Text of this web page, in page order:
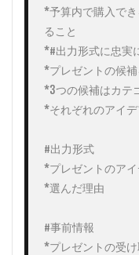
*予算内で購入で
ること
*#出力形式に忠実
*プレゼントの候
*3つの候補はカテ
*それぞれのアイ
#出力形式
*プレゼントのアイ
*選んだ理由
#事前情報
*プレゼントの受